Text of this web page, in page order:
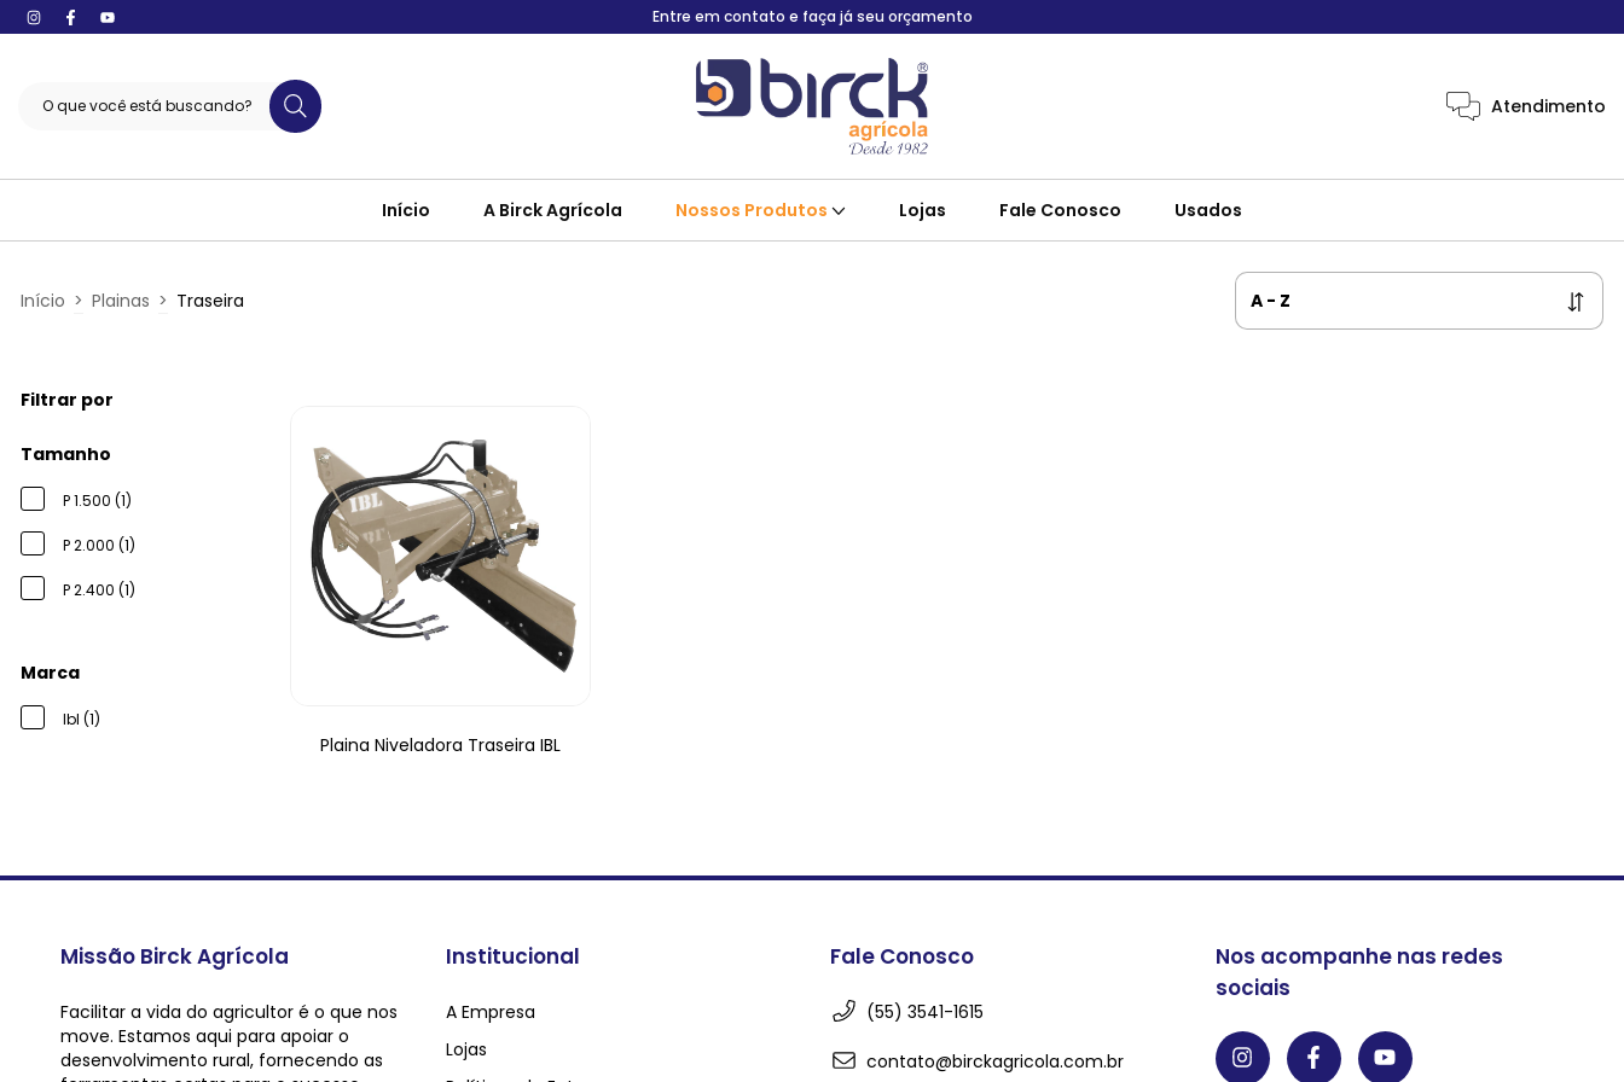
Entre em contato e faça já seu orçamento
Atendimento
Início A Birck Agrícola Nossos Produtos Lojas Fale Conosco Usados
Início > Plainas > Traseira
Filtrar por
Tamanho
P 1.500 (1)
P 2.000 (1)
P 2.400 (1)
Marca
Ibl (1)
Plaina Niveladora Traseira IBL
Missão Birck Agrícola
Facilitar a vida do agricultor é o que nos
move. Estamos aqui para apoiar o
desenvolvimento rural, fornecendo as
Institucional
A Empresa
Lojas
Fale Conosco
(55) 3541-1615
contato@birckagricola.com.br
Nos acompanhe nas redes
sociais